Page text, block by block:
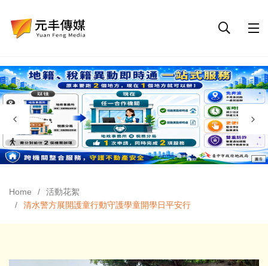
Home
活動花絮
清水警方展開護童行動守護學童開學日平安行